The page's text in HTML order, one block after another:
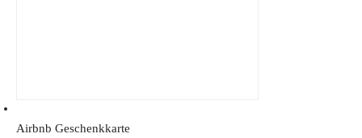
Airbnb Geschenkkarte